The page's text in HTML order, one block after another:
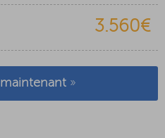
3.560€
maintenant »